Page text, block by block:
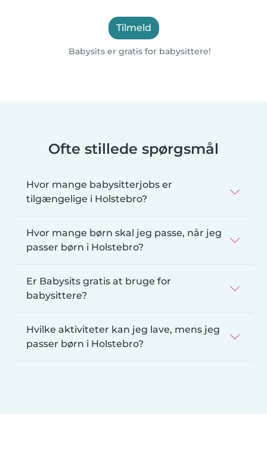
Tilmeld
Babysits er gratis for babysittere!
Ofte stillede spørgsmål
Hvor mange babysitterjobs er
tilgængelige i Holstebro?
Hvor mange børn skal jeg passe, når jeg
passer børn i Holstebro?
Er Babysits gratis at bruge for
babysittere?
Hvilke aktiviteter kan jeg lave, mens jeg
passer børn i Holstebro?